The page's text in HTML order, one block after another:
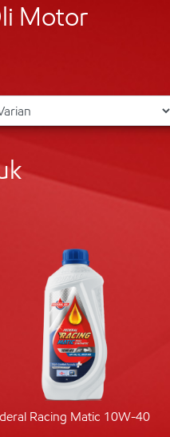
Motor
Racing Matic 10W-40